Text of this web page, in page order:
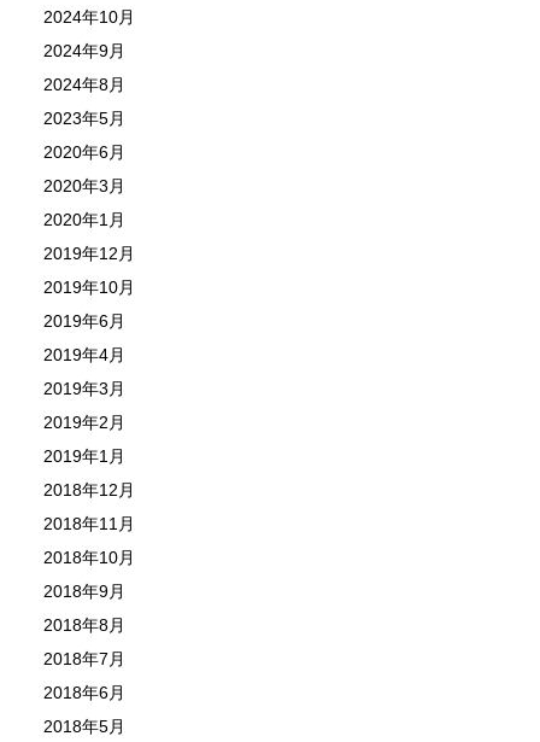
2024年10月
2024年9月
2024年8月
2023年5月
2020年6月
2020年3月
2020年1月
2019年12月
2019年10月
2019年6月
2019年4月
2019年3月
2019年2月
2019年1月
2018年12月
2018年11月
2018年10月
2018年9月
2018年8月
2018年7月
2018年6月
2018年5月